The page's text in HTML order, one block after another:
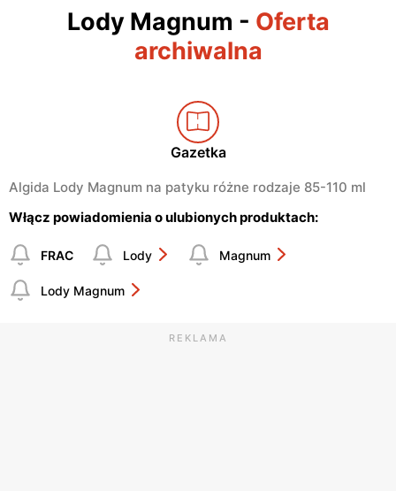
Lody Magnum - Oferta
archiwalna
Gazetka
Algida Lody Magnum na patyku różne rodzaje 85-110 ml
Włącz powiadomienia o ulubionych produktach:
FRAC Lody Magnum
Lody Magnum
REKLAMA